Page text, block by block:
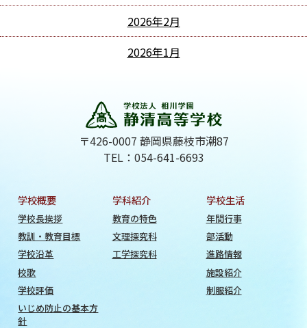
2026年2月
2026年1月
〒426-0007 静岡県藤枝市潮87
TEL：054-641-6693
学校概要
学校長挨拶
教訓・教育目標
学校沿革
校歌
学校評価
いじめ防止の基本方
針
学科紹介
教育の特色
文理探究科
工学探究科
学校生活
年間行事
部活動
進路情報
施設紹介
制服紹介